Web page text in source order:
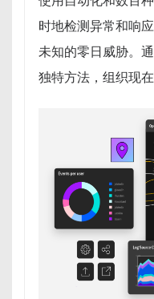
时地检测异常和响
未知的零日威胁。
独特方法，组织现